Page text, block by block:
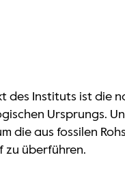
des Instituts ist die
Ursprungs.
die aus fossilen
zu überführen.